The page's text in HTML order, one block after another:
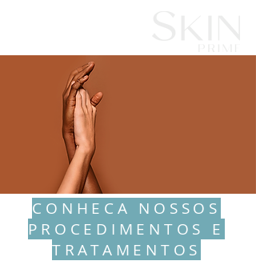
CONHECA NOSSOS
PROCEDIMENTOS E
TRATAMENTOS